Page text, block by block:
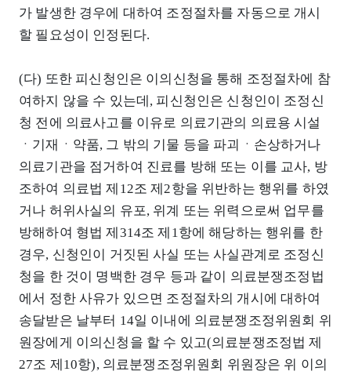
가 발생한 경우에 대하여 조정절차를 자동으로 개시
할 필요성이 인정된다.
(다) 또한 피신청인은 이의신청을 통해 조정절차에 참
여하지 않을 수 있는데, 피신청인은 신청인이 조정신
청 전에 의료사고를 이유로 의료기관의 의료용 시설
ㆍ기재ㆍ약품, 그 밖의 기물 등을 파괴ㆍ손상하거나
의료기관을 점거하여 진료를 방해 또는 이를 교사, 방
조하여 의료법 제12조 제2항을 위반하는 행위를 하였
거나 허위사실의 유포, 위계 또는 위력으로써 업무를
방해하여 형법 제314조 제1항에 해당하는 행위를 한
경우, 신청인이 거짓된 사실 또는 사실관계로 조정신
청을 한 것이 명백한 경우 등과 같이 의료분쟁조정법
에서 정한 사유가 있으면 조정절차의 개시에 대하여
송달받은 날부터 14일 이내에 의료분쟁조정위원회 위
원장에게 이의신청을 할 수 있고(의료분쟁조정법 제
27조 제10항), 의료분쟁조정위원회 위원장은 위 이의